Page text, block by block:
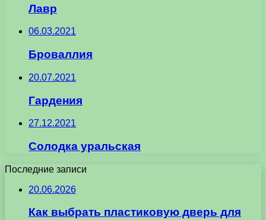
Лавр
06.03.2021
Броваллия
20.07.2021
Гардения
27.12.2021
Солодка уральская
Последние записи
20.06.2026
Как выбрать пластиковую дверь для